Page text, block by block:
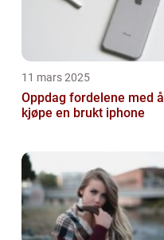
11 mars 2025
Oppdag fordelene med å
kjøpe en brukt iphone